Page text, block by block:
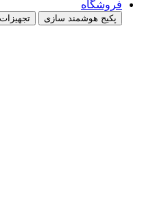
فروشگاه
پکیج هوشمند سازی